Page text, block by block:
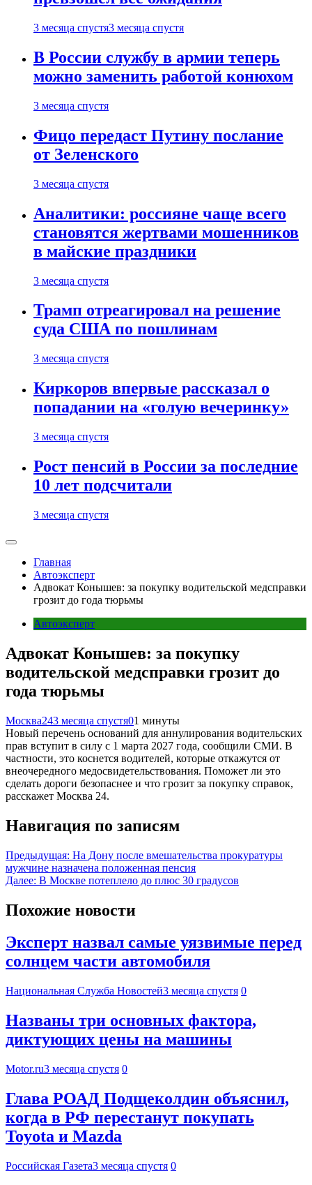
3 месяца спустя3 месяца спустя
В России службу в армии теперь
можно заменить работой конюхом
3 месяца спустя
Фицо передаст Путину послание
от Зеленского
3 месяца спустя
Аналитики: россияне чаще всего
становятся жертвами мошенников
в майские праздники
3 месяца спустя
Трамп отреагировал на решение
суда США по пошлинам
3 месяца спустя
Киркоров впервые рассказал о
попадании на «голую вечеринку»
3 месяца спустя
Рост пенсий в России за последние
10 лет подсчитали
3 месяца спустя
Главная
Автоэксперт
Адвокат Конышев: за покупку водительской медсправки
грозит до года тюрьмы
Автоэксперт
Адвокат Конышев: за покупку
водительской медсправки грозит до
года тюрьмы
Москва243 месяца спустя01 минуты
Новый перечень оснований для аннулирования водительских
прав вступит в силу с 1 марта 2027 года, сообщили СМИ. В
частности, это коснется водителей, которые откажутся от
внеочередного медосвидетельствования. Поможет ли это
сделать дороги безопаснее и что грозит за покупку справок,
расскажет Москва 24.
Навигация по записям
Предыдущая: На Дону после вмешательства прокуратуры
мужчине назначена положенная пенсия
Далее: В Москве потеплело до плюс 30 градусов
Похожие новости
Эксперт назвал самые уязвимые перед
солнцем части автомобиля
Национальная Служба Новостей3 месяца спустя 0
Названы три основных фактора,
диктующих цены на машины
Motor.ru3 месяца спустя 0
Глава РОАД Подщеколдин объяснил,
когда в РФ перестанут покупать
Toyota и Mazda
Российская Газета3 месяца спустя 0